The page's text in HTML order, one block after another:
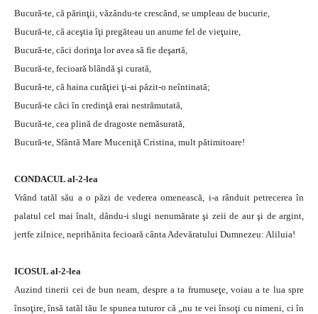
Bucură-te, că părinţii, văzându-te crescând, se umpleau de bucurie,
Bucură-te, că aceştia îţi pregăteau un anume fel de vieţuire,
Bucură-te, căci dorinţa lor avea să fie deşartă,
Bucură-te, fecioară blândă şi curată,
Bucură-te, că haina curăţiei ţi-ai păzit-o neîntinată;
Bucură-te căci în credinţă erai nestrămutată,
Bucură-te, cea plină de dragoste nemăsurată,
Bucură-te, Sfântă Mare Muceniţă Cristina, mult pătimitoare!
CONDACUL al-2-lea
Vrând tatăl său a o păzi de vederea omenească, i-a rânduit petrecerea în
palatul cel mai înalt, dându-i slugi nenumărate şi zeii de aur şi de argint,
jertfe zilnice, neprihănita fecioară cânta Adevăratului Dumnezeu: Aliluia!
ICOSUL al-2-lea
Auzind tinerii cei de bun neam, despre a ta frumuseţe, voiau a te lua spre
însoţire, însă tatăl tău le spunea tuturor că „nu te vei însoţi cu nimeni, ci în